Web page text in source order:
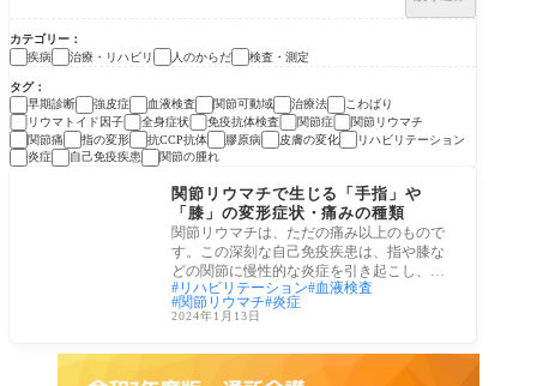
カテゴリー
疾病
治療・リハビリ 人のからだ 検査・測定
タグ
早期診断
強皮症 血液検査 関節可動域 治療法
こわばり
リウマトイド因子
全身症状 免疫抗体検査 関節症
関節リウマチ
関節痛
指の変形 抗CCP抗体 膠原病 皮膚の変化
リハビリテーション
炎症
自己免疫疾患 関節の腫れ
疾病
関節リウマチで生じる「手指」や
「膝」の変形症状・痛みの種類
関節リウマチは、ただの痛み以上のもので
す。この深刻な自己免疫疾患は、指や膝な
どの関節に慢性的な炎症を引き起こし、日
常生活
リハビリテーション 血液検査
関節リウマチ 炎症
2024年1月13日